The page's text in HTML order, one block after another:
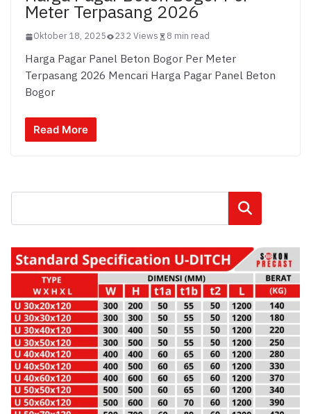
Meter Terpasang 2026
Oktober 18, 2025 232 Views 8 min read
Harga Pagar Panel Beton Bogor Per Meter
Terpasang 2026 Mencari Harga Pagar Panel Beton
Bogor
Read More
Cari